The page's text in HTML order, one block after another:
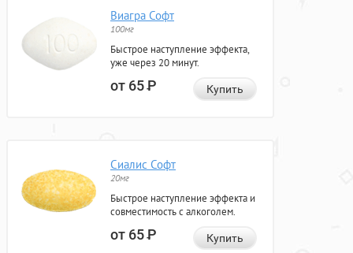
Виагра Софт
100мг
Быстрое наступление эффекта,
уже через 20 минут.
от 65Р Купить
Сиалис Софт
20мг
Быстрое наступление эффекта и
совместимость с алкоголем.
от 65Р Купить